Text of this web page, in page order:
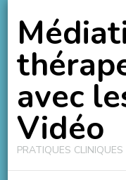
avec
Vidéo
PRATIQUES CLINIQUES